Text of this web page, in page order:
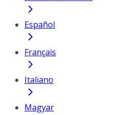
Español
Français
Italiano
Magyar